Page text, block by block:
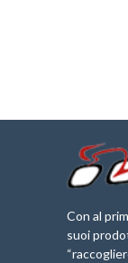
Con al
suoi